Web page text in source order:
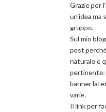
Grazie per
un'idea ma
gruppo.
Sul mio
post
naturale e
pertinente:
banner
varie.
Il link per